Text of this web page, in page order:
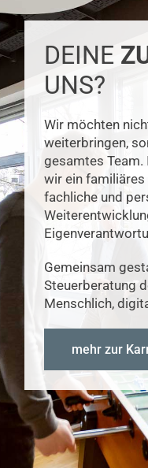
DEINE
UNS?
Wir möchten
weiterbringen,
gesamtes Team.
wir ein
fachliche und
Gemeinsam
Steuerberatung
Menschlich,
mehr zur